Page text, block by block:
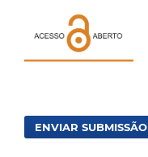
ENVIAR SUBMISSÃO